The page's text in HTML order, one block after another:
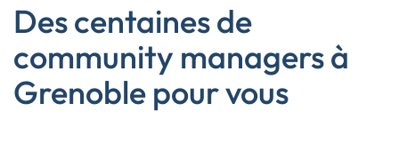
Des centaines de
community managers à
Grenoble pour vous